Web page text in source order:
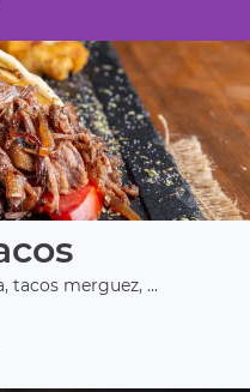
tacos merguez, ...